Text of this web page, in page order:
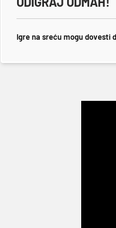
Igre na sreću mogu dovesti